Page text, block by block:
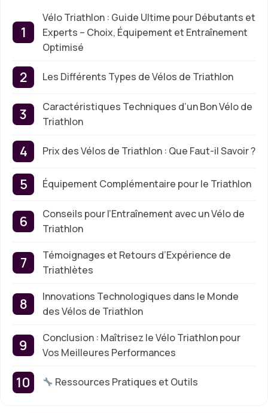
Vélo Triathlon : Guide Ultime pour Débutants et
Experts – Choix, Équipement et Entraînement
Optimisé
Les Différents Types de Vélos de Triathlon
Caractéristiques Techniques d’un Bon Vélo de
Triathlon
Prix des Vélos de Triathlon : Que Faut-il Savoir ?
Équipement Complémentaire pour le Triathlon
Conseils pour l’Entraînement avec un Vélo de
Triathlon
Témoignages et Retours d’Expérience de
Triathlètes
Innovations Technologiques dans le Monde
des Vélos de Triathlon
Conclusion : Maîtrisez le Vélo Triathlon pour
Vos Meilleures Performances
Ressources Pratiques et Outils